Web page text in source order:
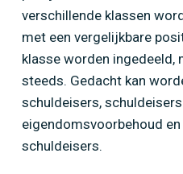
verschillende klassen
met een vergelijkbare
klasse worden ingedeeld,
steeds. Gedacht kan
schuldeisers,
eigendomsvoorbehoud
schuldeisers.